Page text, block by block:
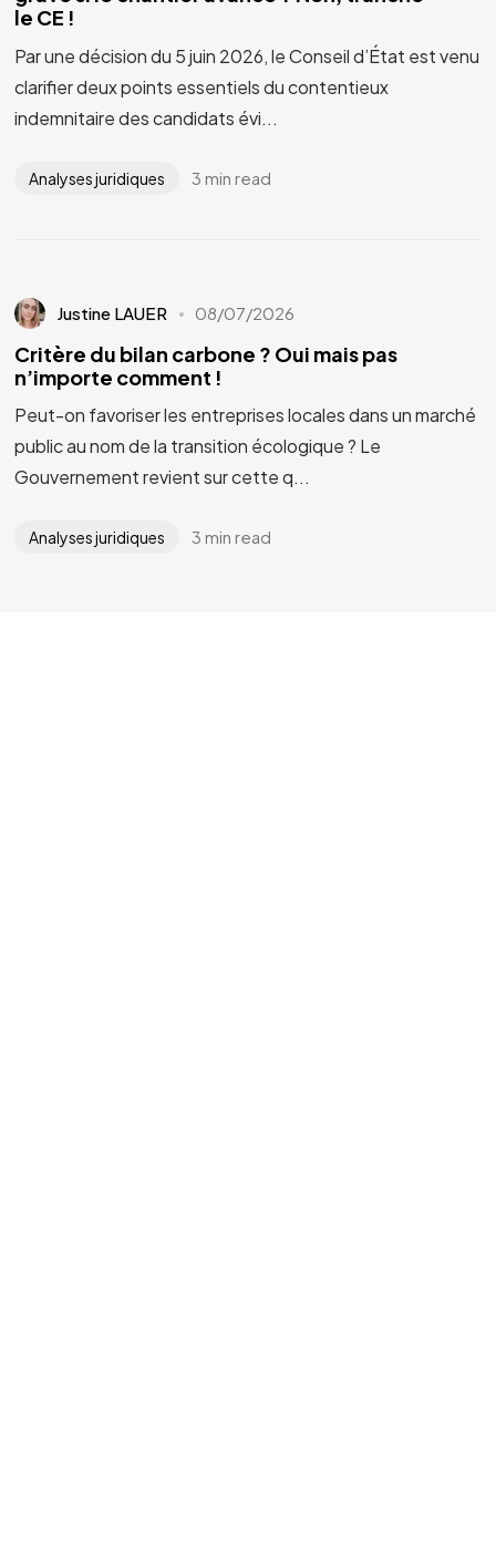
le CE !
Par une décision du 5 juin 2026, le Conseil d’État est venu
clarifier deux points essentiels du contentieux
indemnitaire des candidats évi...
Analyses juridiques 3 min read
Justine LAUER 08/07/2026
Critère du bilan carbone ? Oui mais pas
n’importe comment !
Peut-on favoriser les entreprises locales dans un marché
public au nom de la transition écologique ? Le
Gouvernement revient sur cette q...
Analyses juridiques 3 min read